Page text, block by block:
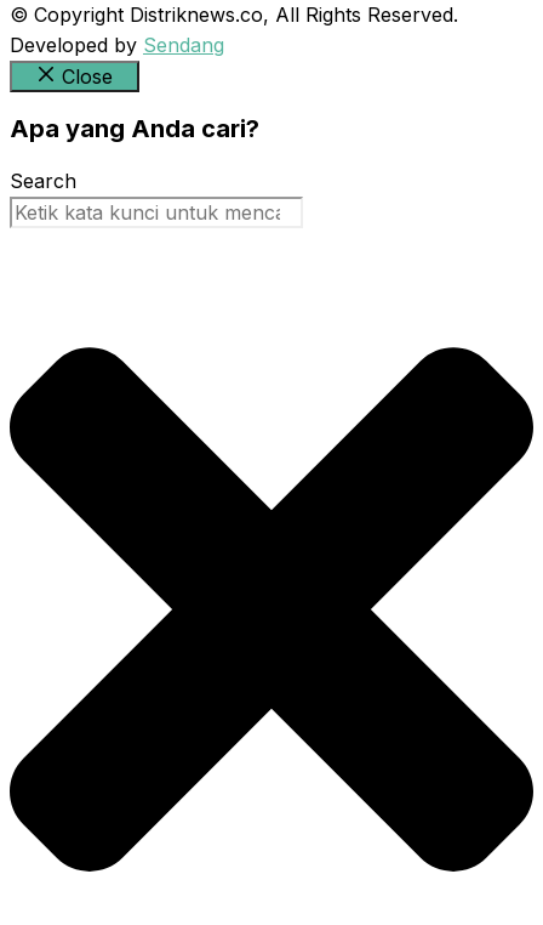
© Copyright Distriknews.co, All Rights Reserved.
Developed by Sendang
Close
Apa yang Anda cari?
Search